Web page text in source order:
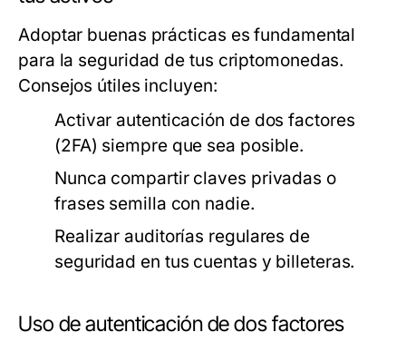
Adoptar buenas prácticas es fundamental
para la seguridad de tus criptomonedas.
Consejos útiles incluyen:
Activar autenticación de dos factores
(2FA) siempre que sea posible.
Nunca compartir claves privadas o
frases semilla con nadie.
Realizar auditorías regulares de
seguridad en tus cuentas y billeteras.
Uso de autenticación de dos factores